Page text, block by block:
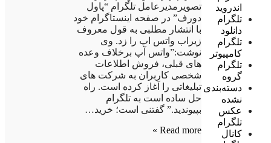
اندروید
تلگرام
دانلود
تلگرام
کامپیوتر
تلگرام
گروه
دسته‌بندی
نشده
عکس
تلگرام
کانال
تصویرمدیرعامل تلگرام “پاول
دورف” در صفحه اینستاگرام خود
با انتشار مطلبی به قول معروف
زیراب واتس اپ را زد. وی
نوشت:”واتس آپ برخلاف وعده
های قبلی، فروش اطلاعات
شخصی کاربران به شرکت های
تبلیغاتی را آغاز کرده است. راه
حل ساده است به تلگرام
بپیوندید.” گفتنی است؛ خرید…
Read more »